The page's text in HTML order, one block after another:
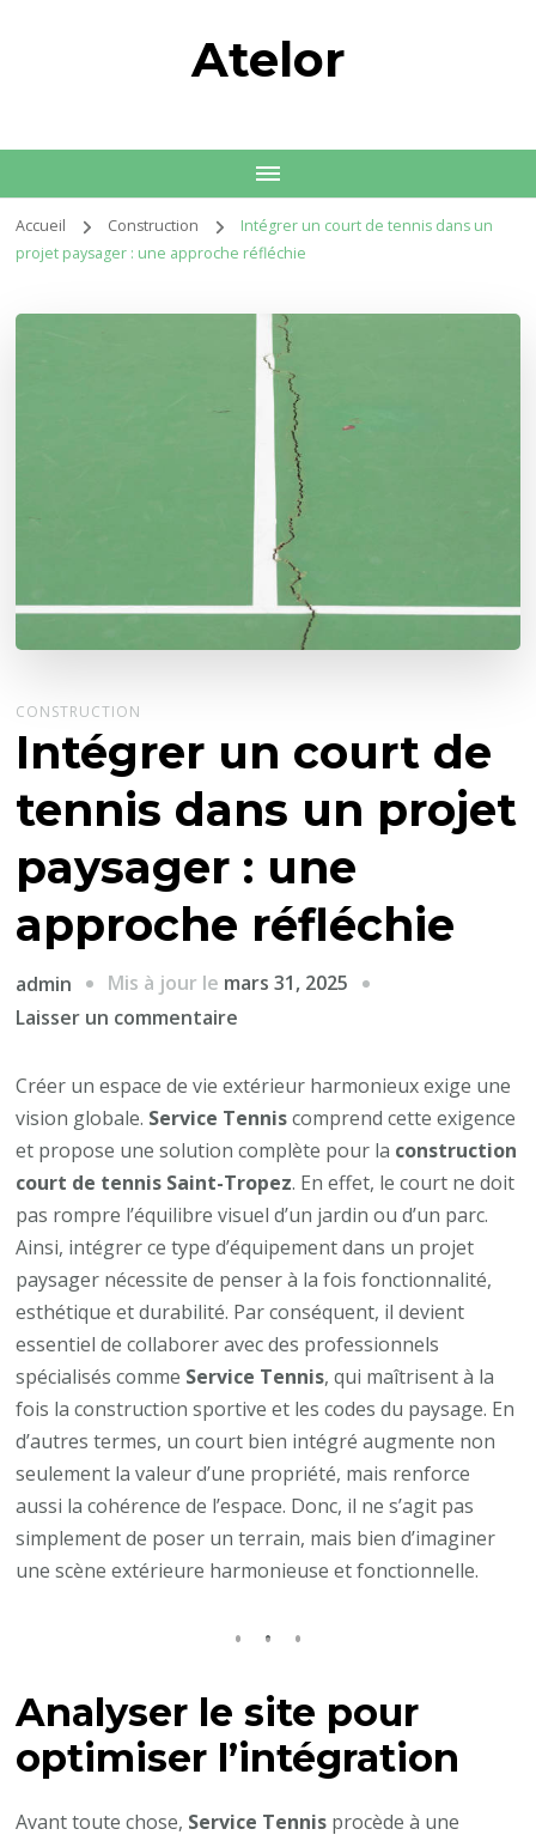
Atelor
Accueil Construction
Intégrer un court de tennis dans un
projet paysager : une approche réfléchie
CONSTRUCTION
Intégrer un court de
tennis dans un projet
paysager : une
approche réfléchie
admin Mis à jour le mars 31, 2025
Laisser un commentaire
un
court
de
tennis
dans
un
projet
paysager
:
une
approche
réfléchie
Créer un espace de vie extérieur harmonieux exige une
vision globale. Service Tenniscomprend cette exigence
et propose une solution complète pour la construction
court de tennis Saint-Tropez. En effet, le court ne doit
pas rompre l’équilibre visuel d’un jardin ou d’un parc.
Ainsi, intégrer ce type d’équipement dans un projet
paysager nécessite de penser à la fois fonctionnalité,
esthétique et durabilité. Par conséquent, il devient
essentiel de collaborer avec des professionnels
spécialisés comme Service Tennis, qui maîtrisent à la
fois la construction sportive et les codes du paysage. En
d’autres termes, un court bien intégré augmente non
seulement la valeur d’une propriété, mais renforce
aussi la cohérence de l’espace. Donc, il ne s’agit pas
simplement de poser un terrain, mais bien d’imaginer
une scène extérieure harmonieuse et fonctionnelle.
Analyser le site pour
optimiser l’intégration
Avant toute chose, Service Tennis procède à une